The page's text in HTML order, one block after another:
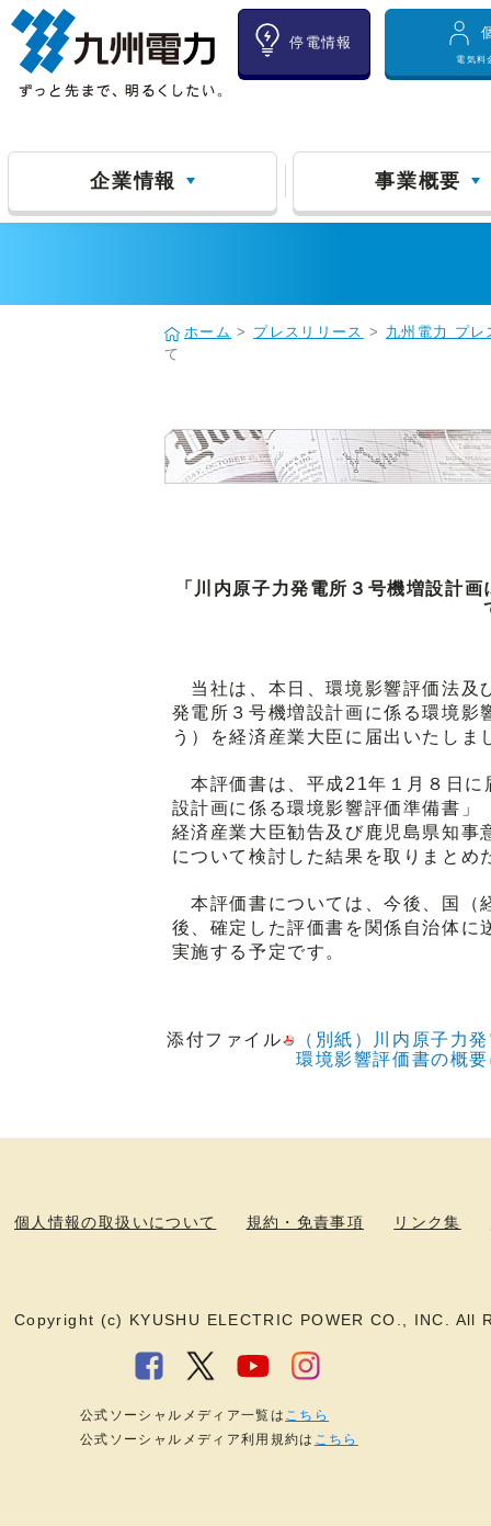
停電情報
電気料
企業情報 事業概要
ホーム > プレスリリース > 九州電力 プレ
て
「川内原子力発電所３号機増設計
当社は、本日、環境影響評価法及
発電所３号機増設計画に係る環境影
う）を経済産業大臣に届出いたしま
本評価書は、平成21年１月８日に
設計画に係る環境影響評価準備書」
経済産業大臣勧告及び鹿児島県知事
について検討した結果を取りまとめ
本評価書については、今後、国（
後、確定した評価書を関係自治体に
実施する予定です。
添付ファイル
（別紙）川内原子力
環境影響評価書の概
個人情報の取扱いについて 規約・免責事項 リンク集
Copyright (c) KYUSHU ELECTRIC POWER CO., INC. All
公式ソーシャルメディア一覧は こちら
公式ソーシャルメディア利用規約は こちら